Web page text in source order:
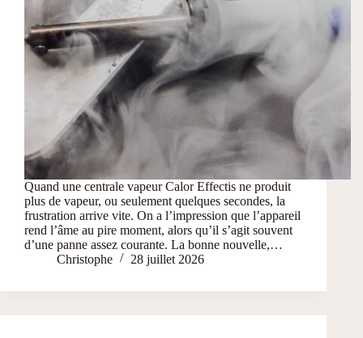
Quand une centrale vapeur Calor Effectis ne produit
plus de vapeur, ou seulement quelques secondes, la
frustration arrive vite. On a l’impression que l’appareil
rend l’âme au pire moment, alors qu’il s’agit souvent
d’une panne assez courante. La bonne nouvelle,…
Christophe
28 juillet 2026